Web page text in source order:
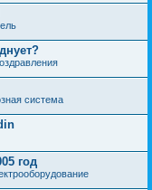
система
год